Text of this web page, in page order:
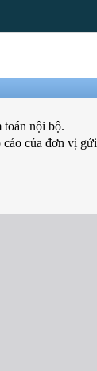
toán nội bộ.
của đơn vị gửi